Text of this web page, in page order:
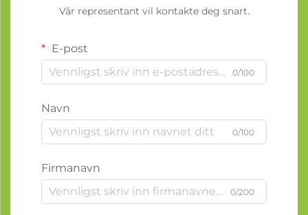
Vår representant vil kontakte deg snart.
E-post
0/100
Navn
0/100
Firmanavn
0/200